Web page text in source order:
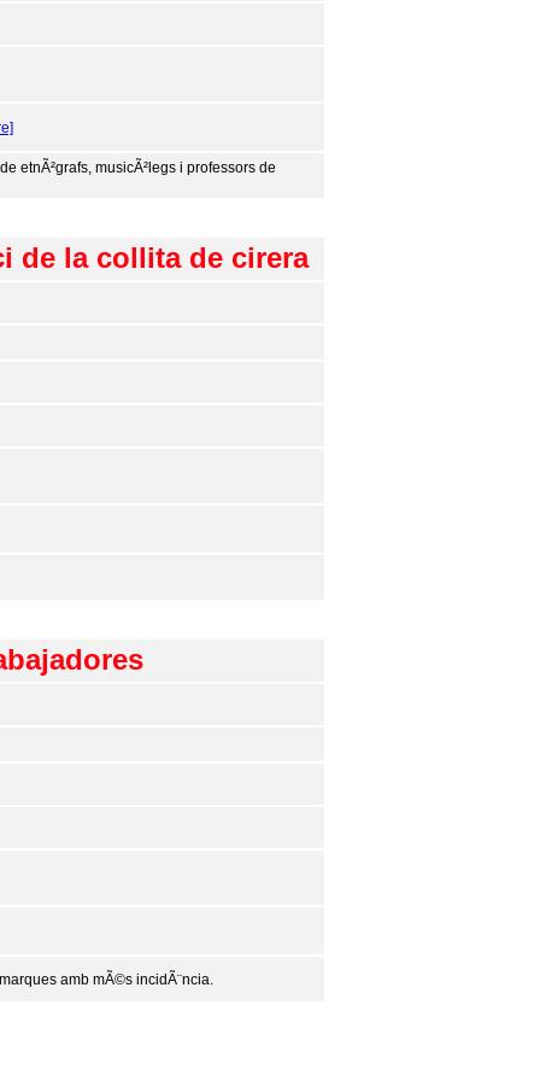
etnÃ²grafs, musicÃ²legs i professors de
de la collita de cirera
amb mÃ©s incidÃ¨ncia.